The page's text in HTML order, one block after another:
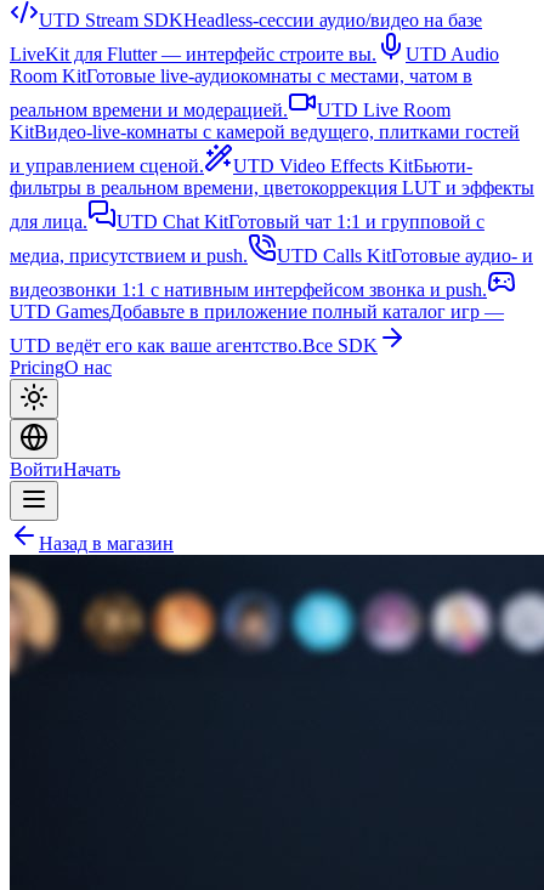
UTD Stream SDKHeadless-сессии аудио/видео на базе
LiveKit для Flutter — интерфейс строите вы.
UTD Audio
Room KitГотовые live-аудиокомнаты с местами, чатом в
реальном времени и модерацией.
UTD Live Room
KitВидео-live-комнаты с камерой ведущего, плитками гостей
и управлением сценой.
UTD Video Effects KitБьюти-
фильтры в реальном времени, цветокоррекция LUT и эффекты
для лица.
UTD Chat KitГотовый чат 1:1 и групповой с
медиа, присутствием и push.
UTD Calls KitГотовые аудио- и
видеозвонки 1:1 с нативным интерфейсом звонка и push.
UTD GamesДобавьте в приложение полный каталог игр —
UTD ведёт его как ваше агентство.Все SDK
PricingО нас
ВойтиНачать
Назад в магазин